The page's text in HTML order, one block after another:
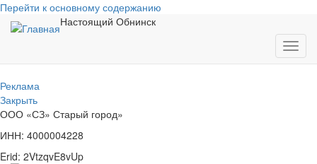
Перейти к основному содержанию
Настоящий Обнинск
Реклама
Закрыть
ООО «СЗ» Старый город»
ИНН: 4000004228
Erid: 2VtzqvE8vUp